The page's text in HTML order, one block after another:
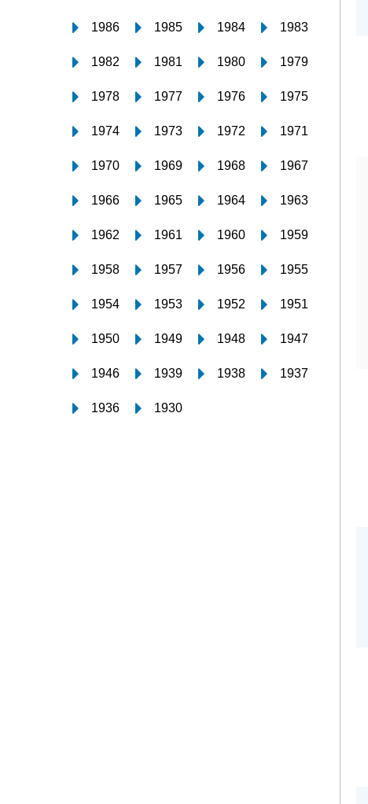
1986 1985 1984 1983
1982 1981 1980 1979
1978 1977 1976 1975
1974 1973 1972 1971
1970 1969 1968 1967
1966 1965 1964 1963
1962 1961 1960 1959
1958 1957 1956 1955
1954 1953 1952 1951
1950 1949 1948 1947
1946 1939 1938 1937
1936 1930